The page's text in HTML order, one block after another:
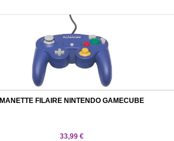
MANETTE FILAIRE NINTENDO GAMECUBE
33,99 €